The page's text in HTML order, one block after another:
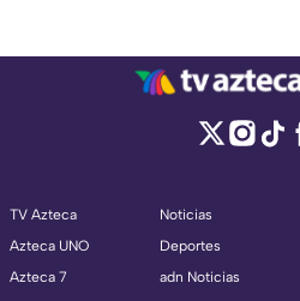
TV Azteca
Azteca UNO
Azteca 7
Noticias
Deportes
adn Noticias